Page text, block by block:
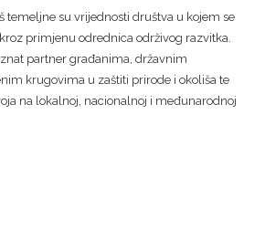
temeljne su vrijednosti društva u kojem se
primjenu odrednica održivog razvitka.
partner građanima, državnim
krugovima u zaštiti prirode i okoliša te
na lokalnoj, nacionalnoj i međunarodnoj